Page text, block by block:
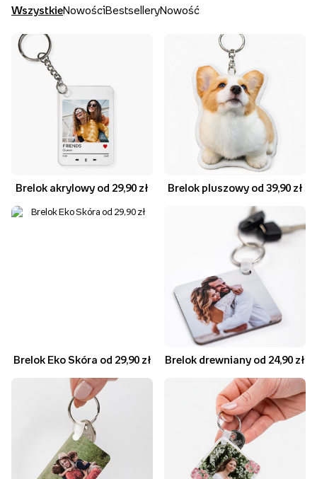
WszystkieNowościBestselleryNowość
Brelok akrylowy od 29,90 zł Brelok pluszowy od 39,90 zł
Brelok Eko Skóra od 29,90 zł Brelok drewniany od 24,90 zł